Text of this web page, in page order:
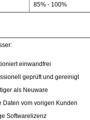
85% - 100%
einwandfrei
geprüft und gereinigt
als Neuware
Daten vom vorigen Kunden
Softwarelizenz